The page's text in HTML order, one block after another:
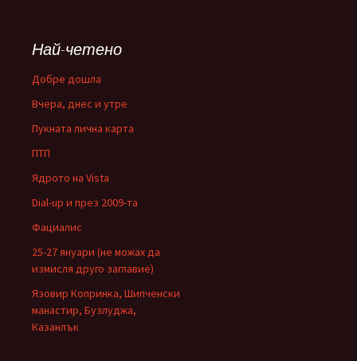
Най-четено
Добре дошла
Вчера, днес и утре
Пукната лична карта
ПТП
Ядрото на Vista
Dial-up и през 2009-та
Фациалис
25-27 януари (не можах да
измисля друго заглавие)
Язовир Копринка, Шипченски
манастир, Бузлуджа,
Казанлък